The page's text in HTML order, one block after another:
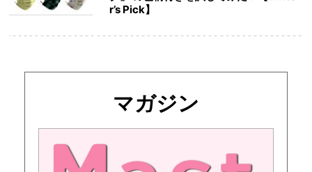
r’s Pick】
マガジン